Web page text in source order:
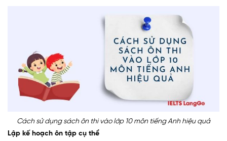
Cách sử dụng sách ôn thi vào lớp 10 môn tiếng Anh hiệu quả
Lập kế hoạch ôn tập cụ thể